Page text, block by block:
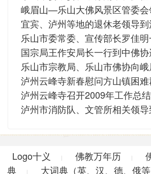
国宗局王作安局长一行到中佛
泸州云峰寺新春慰问方山镇困
泸州云峰寺召开2009年工作总
Logo十义 | 佛教万年历 |
典
| 大词典（英、汉、德、俄等